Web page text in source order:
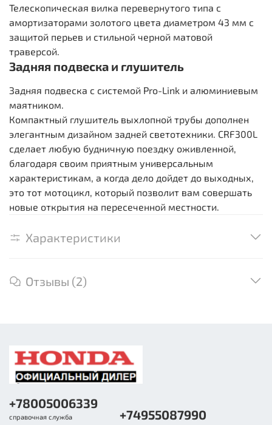
Телескопическая вилка перевернутого типа с
амортизаторами золотого цвета диаметром 43 мм с
защитой перьев и стильной черной матовой
траверсой.
Задняя подвеска и глушитель
Задняя подвеска с системой Pro-Link и алюминиевым
маятником.
Компактный глушитель выхлопной трубы дополнен
элегантным дизайном задней светотехники. CRF300L
сделает любую будничную поездку оживленной,
благодаря своим приятным универсальным
характеристикам, а когда дело дойдет до выходных,
это тот мотоцикл, который позволит вам совершать
новые открытия на пересеченной местности.
Характеристики
Отзывы (2)
+78005006339
справочная служба +74955087990